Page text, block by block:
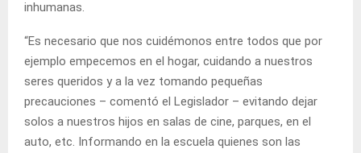
inhumanas.
“Es necesario que nos cuidémonos entre todos que por
ejemplo empecemos en el hogar, cuidando a nuestros
seres queridos y a la vez tomando pequeñas
precauciones – comentó el Legislador – evitando dejar
solos a nuestros hijos en salas de cine, parques, en el
auto, etc. Informando en la escuela quienes son las